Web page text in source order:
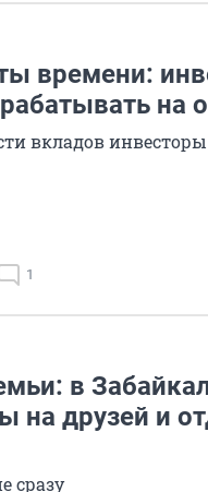
времени:
на
вкладов
1
в
на друзей и
сразу